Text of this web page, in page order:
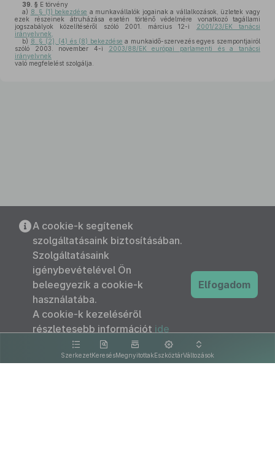
39. § E törvény
a) 8. § (1) bekezdése a munkavállalók jogainak a vállalkozások, üzletek vagy
ezek részeinek átruházása esetén történő védelmére vonatkozó tagállami
jogszabályok közelítéséről szóló 2001. március 12-i
2001/23/EK tanácsi
irányelvnek,
b) 8. § (2), (4) és (8) bekezdése a munkaidő-szervezés egyes szempontjairól
szóló 2003. november 4-i
2003/88/EK európai parlamenti és a tanácsi
irányelvnek
való megfelelést szolgálja.
SzerkezetKeresésMegnyitottakEszköztárVáltozások
A cookie-k segítenek
szolgáltatásaink biztosításában.
Szolgáltatásaink
igénybevételével Ön
beleegyezik a cookie-k
használatába.
A cookie-k kezeléséről
részletesebb információt ide
kattintva olvashat.
Elfogadom